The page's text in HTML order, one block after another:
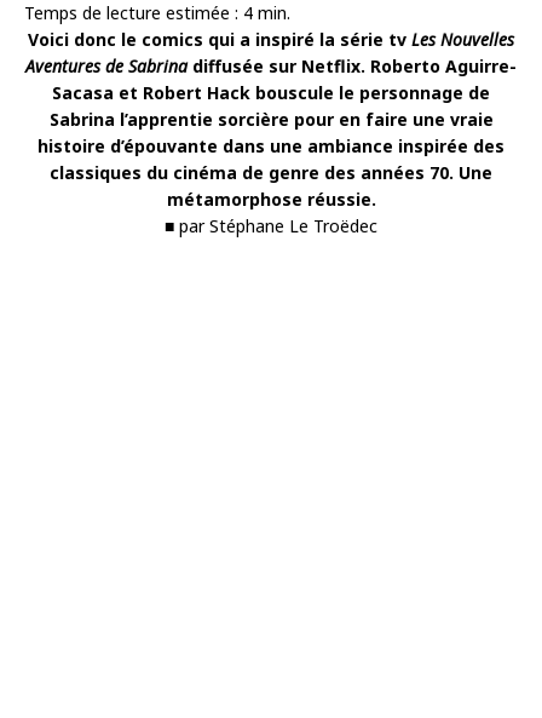
Temps de lecture estimée : 4 min.
Voici donc le comics qui a inspiré la série tv Les Nouvelles
Aventures de Sabrinadiffusée sur Netflix. Roberto Aguirre-
Sacasa et Robert Hack bouscule le personnage de
Sabrina l’apprentie sorcière pour en faire une vraie
histoire d’épouvante dans une ambiance inspirée des
classiques du cinéma de genre des années 70. Une
métamorphose réussie.
■ par Stéphane Le Troëdec